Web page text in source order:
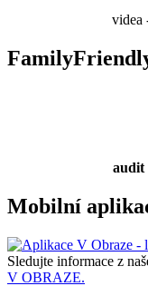
videa
audit
Mobilní
Sledujte informace z
V OBRAZE.